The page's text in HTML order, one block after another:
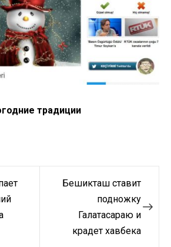
традиции
Бешикташ ставит
подножку
Галатасараю и
крадет хавбека